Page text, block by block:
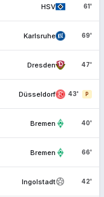
HSV 61'
Karlsruhe 69'
Dresden 47'
Düsseldorf 43' P
Bremen 40'
Bremen 66'
sports_soccer
Ingolstadt 42'